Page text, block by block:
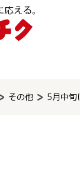
その他 5月中旬